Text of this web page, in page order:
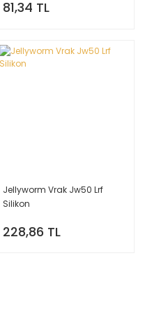
81,34 TL
Jellyworm Vrak Jw50 Lrf
Silikon
228,86 TL